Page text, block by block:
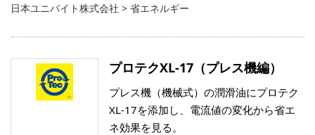
日本ユニバイト株式会社 > 省エネルギー
プロテクXL-17（プレス機編）
プレス機（機械式）の潤滑油にプロテク
XL-17を添加し、電流値の変化から省エ
ネ効果を見る。